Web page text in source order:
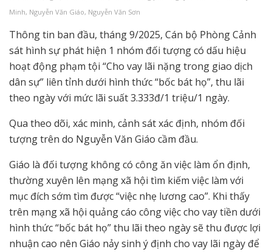
Minh, Nguyễn Văn Giáo, Nguyễn Văn Sơn
Thông tin ban đầu, tháng 9/2025, Cán bộ Phòng Cảnh
sát hình sự phát hiện 1 nhóm đối tượng có dấu hiệu
hoạt động phạm tội “Cho vay lãi nặng trong giao dịch
dân sự” liên tỉnh dưới hình thức “bốc bát họ”, thu lãi
theo ngày với mức lãi suất 3.333đ/1 triệu/1 ngày.
Qua theo dõi, xác minh, cảnh sát xác định, nhóm đối
tượng trên do Nguyễn Văn Giáo cầm đầu.
Giáo là đối tượng không có công ăn việc làm ổn định,
thường xuyên lên mạng xã hội tìm kiếm việc làm với
mục đích sớm tìm được “việc nhẹ lương cao”. Khi thấy
trên mạng xã hội quảng cáo công việc cho vay tiền dưới
hình thức “bốc bát họ” thu lãi theo ngày sẽ thu được lợi
nhuận cao nên Giáo nảy sinh ý định cho vay lãi ngày để